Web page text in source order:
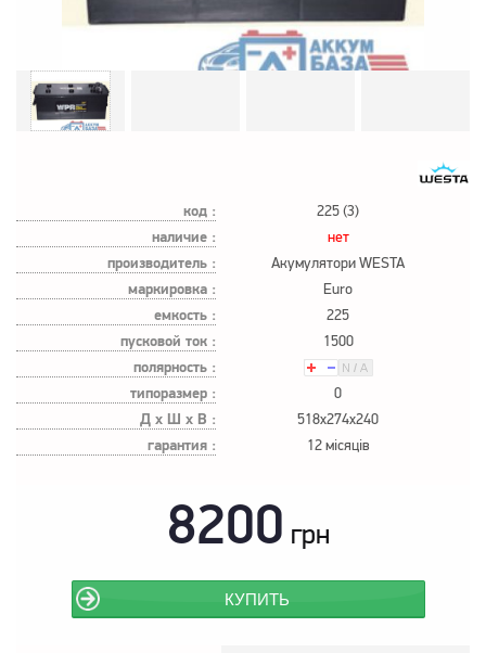
код : 225 (3)
наличие : нет
производитель : Акумулятори WESTA
маркировка : Euro
емкость : 225
пусковой ток : 1500
полярность :
типоразмер :
0
Д х Ш х В : 518x274x240
гарантия : 12 місяців
8200 грн
КУПИТЬ